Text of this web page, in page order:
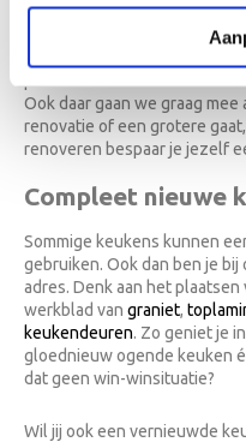
spuitwerk doen en monteer
look en feel. Je betaalt
Ook daar gaan we graag
renovatie of een grotere
renoveren bespaar je jezelf
Compleet nieuwe
Sommige keukens kunnen
gebruiken. Ook dan ben je
adres. Denk aan het plaatsen
werkblad van graniet,
keukendeuren. Zo geniet je
gloednieuw ogende keuken
dat geen win-winsituatie?
Wil jij ook een vernieuwde